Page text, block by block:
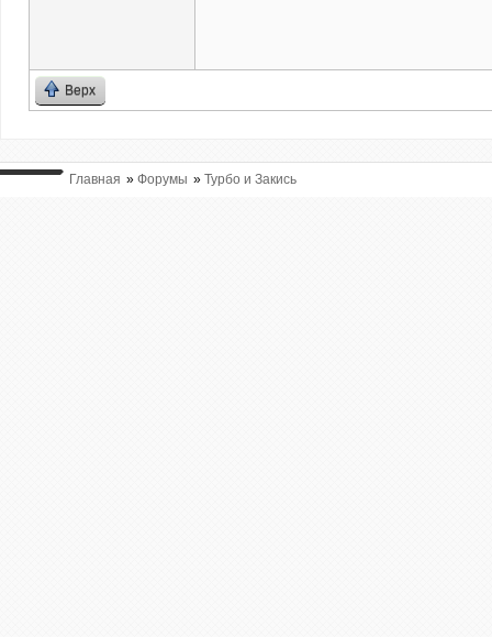
Верх
Главная » Форумы » Турбо и Закись